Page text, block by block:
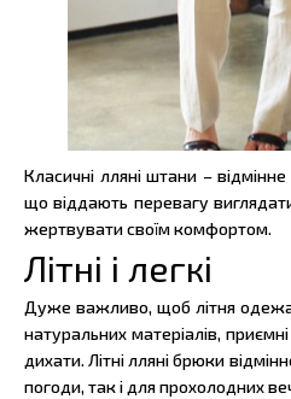
Класичні лляні штани –
що віддають перевагу
жертвувати своїм комфортом.
Літні і легкі
Дуже важливо, щоб літня
натуральних матеріалів,
дихати. Літні лляні брюки
погоди, так і для прохолодних